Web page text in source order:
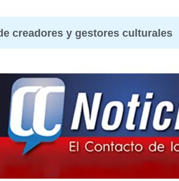
creadores y gestores culturales